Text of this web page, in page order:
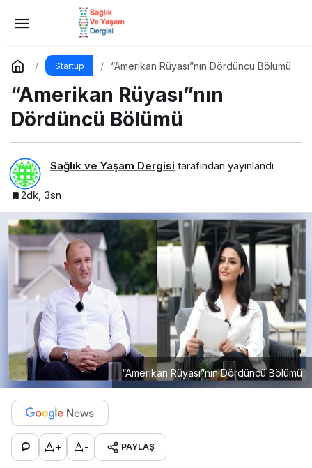
Startup “Amerikan Rüyası”nın Dördüncü Bölümü
“Amerikan Rüyası”nın
Dördüncü Bölümü
Sağlık ve Yaşam Dergisi tarafından yayınlandı
2dk, 3sn
“Amerikan Rüyası”nın Dördüncü Bölümü
+ - PAYLAŞ
E-Posta Pazarlaması Nedir?
Yorum Yap